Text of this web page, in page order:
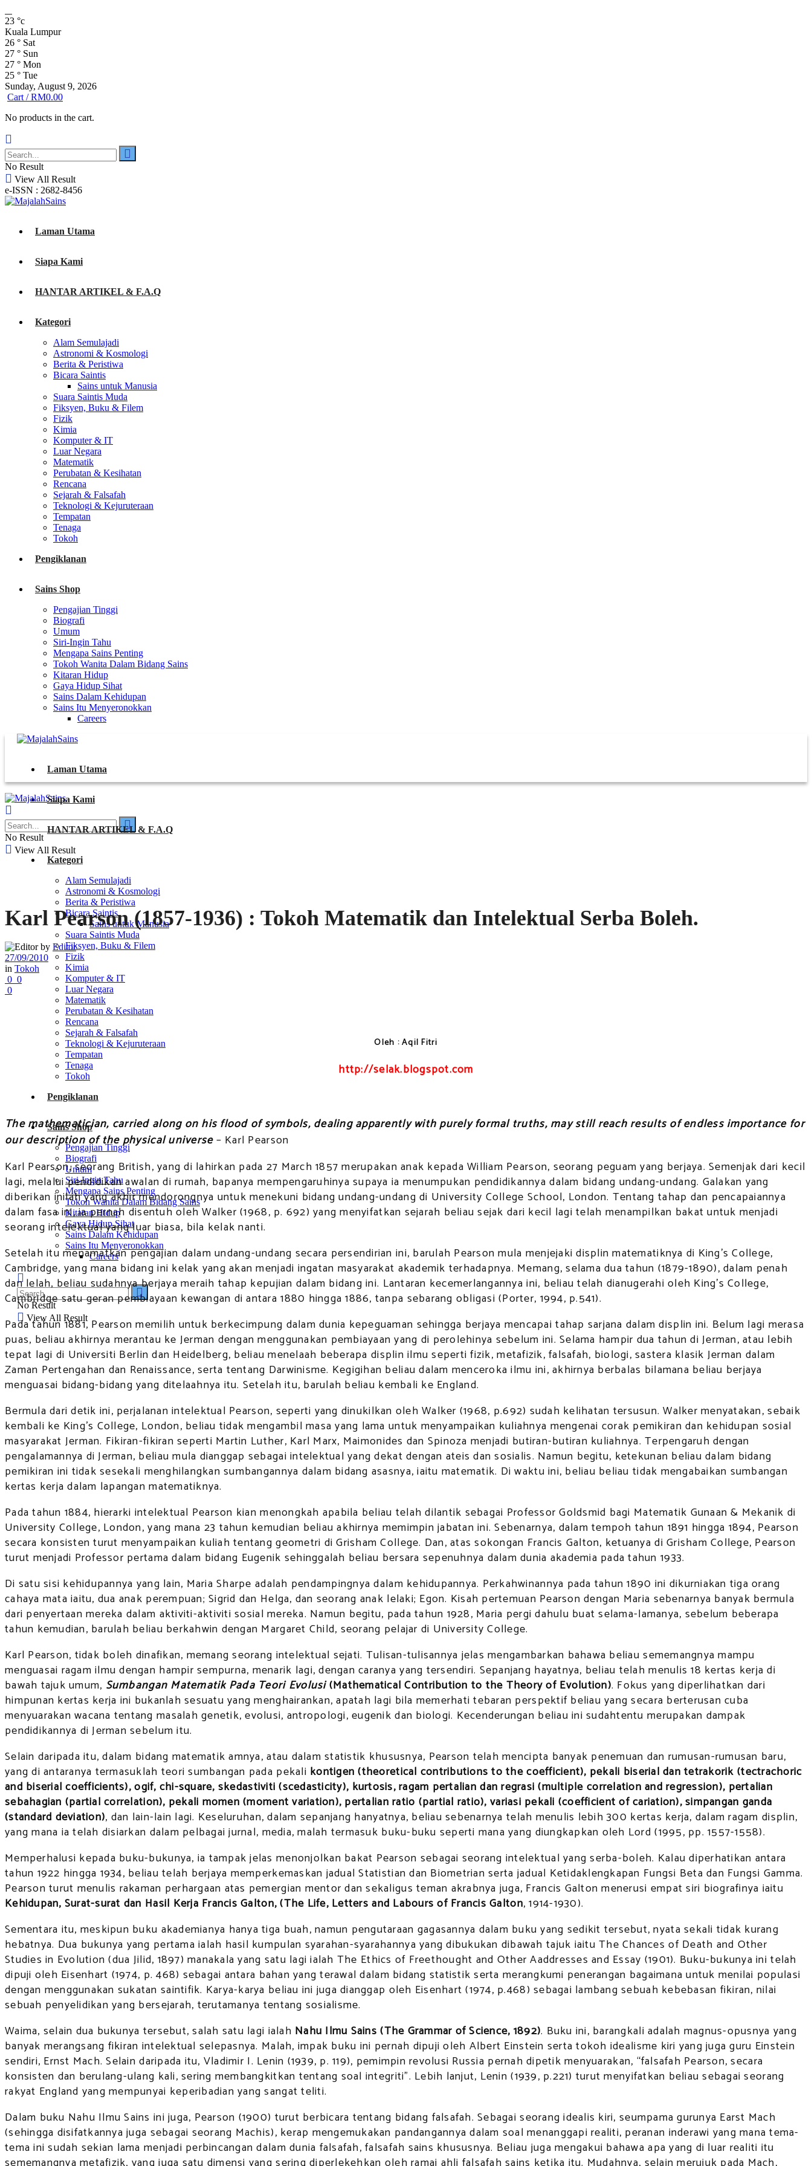
23 °c
Kuala Lumpur
26 ° Sat
27 ° Sun
27 ° Mon
25 ° Tue
Sunday, August 9, 2026
Cart /RM0.00
No products in the cart.
No Result
View All Result
e-ISSN : 2682-8456
Laman Utama
Siapa Kami
HANTAR ARTIKEL & F.A.Q
Kategori
Alam Semulajadi
Astronomi & Kosmologi
Berita & Peristiwa
Bicara Saintis
Sains untuk Manusia
Suara Saintis Muda
Fiksyen, Buku & Filem
Fizik
Kimia
Komputer & IT
Luar Negara
Matematik
Perubatan & Kesihatan
Rencana
Sejarah & Falsafah
Teknologi & Kejuruteraan
Tempatan
Tenaga
Tokoh
Pengiklanan
Sains Shop
Pengajian Tinggi
Biografi
Umum
Siri-Ingin Tahu
Mengapa Sains Penting
Tokoh Wanita Dalam Bidang Sains
Kitaran Hidup
Gaya Hidup Sihat
Sains Dalam Kehidupan
Sains Itu Menyeronokkan
Careers
Laman Utama
Siapa Kami
HANTAR ARTIKEL & F.A.Q
Kategori
Alam Semulajadi
Astronomi & Kosmologi
Berita & Peristiwa
Bicara Saintis
Sains untuk Manusia
Suara Saintis Muda
Fiksyen, Buku & Filem
Fizik
Kimia
Komputer & IT
Luar Negara
Matematik
Perubatan & Kesihatan
Rencana
Sejarah & Falsafah
Teknologi & Kejuruteraan
Tempatan
Tenaga
Tokoh
Pengiklanan
Sains Shop
Pengajian Tinggi
Biografi
Umum
Siri-Ingin Tahu
Mengapa Sains Penting
Tokoh Wanita Dalam Bidang Sains
Kitaran Hidup
Gaya Hidup Sihat
Sains Dalam Kehidupan
Sains Itu Menyeronokkan
Careers
No Result
View All Result
No Result
View All Result
Karl Pearson (1857-1936) : Tokoh Matematik dan Intelektual Serba Boleh.
by Editor
27/09/2010
in Tokoh
0 0
0
Oleh : Aqil Fitri
http://selak.blogspot.com
The mathematician, carried along on his flood of symbols, dealing apparently with purely formal truths, may still reach results of endless importance for
our description of the physical universe– Karl Pearson
Karl Pearson, seorang British, yang di lahirkan pada 27 March 1857 merupakan anak kepada William Pearson, seorang peguam yang berjaya. Semenjak dari kecil
lagi, melalui pendidikan awalan di rumah, bapanya mempengaruhinya supaya ia menumpukan pendidikannya dalam bidang undang-undang. Galakan yang
diberikan inilah yang akhir mendorongnya untuk menekuni bidang undang-undang di University College School, London. Tentang tahap dan pencapaiannya
dalam fasa ini, ia pernah disentuh oleh Walker (1968, p. 692) yang menyifatkan sejarah beliau sejak dari kecil lagi telah menampilkan bakat untuk menjadi
seorang intelektual yang luar biasa, bila kelak nanti.
Setelah itu menamatkan pengajian dalam undang-undang secara persendirian ini, barulah Pearson mula menjejaki displin matematiknya di King’s College,
Cambridge, yang mana bidang ini kelak yang akan menjadi ingatan masyarakat akademik terhadapnya. Memang, selama dua tahun (1879-1890), dalam penah
dan lelah, beliau sudahnya berjaya meraih tahap kepujian dalam bidang ini. Lantaran kecemerlangannya ini, beliau telah dianugerahi oleh King’s College,
Cambridge satu geran pembiayaan kewangan di antara 1880 hingga 1886, tanpa sebarang obligasi (Porter, 1994, p.541).
Pada tahun 1881, Pearson memilih untuk berkecimpung dalam dunia kepeguaman sehingga berjaya mencapai tahap sarjana dalam displin ini. Belum lagi merasa
puas, beliau akhirnya merantau ke Jerman dengan menggunakan pembiayaan yang di perolehinya sebelum ini. Selama hampir dua tahun di Jerman, atau lebih
tepat lagi di Universiti Berlin dan Heidelberg, beliau menelaah beberapa displin ilmu seperti fizik, metafizik, falsafah, biologi, sastera klasik Jerman dalam
Zaman Pertengahan dan Renaissance, serta tentang Darwinisme. Kegigihan beliau dalam menceroka ilmu ini, akhirnya berbalas bilamana beliau berjaya
menguasai bidang-bidang yang ditelaahnya itu. Setelah itu, barulah beliau kembali ke England.
Bermula dari detik ini, perjalanan intelektual Pearson, seperti yang dinukilkan oleh Walker (1968, p.692) sudah kelihatan tersusun. Walker menyatakan, sebaik
kembali ke King’s College, London, beliau tidak mengambil masa yang lama untuk menyampaikan kuliahnya mengenai corak pemikiran dan kehidupan sosial
masyarakat Jerman. Fikiran-fikiran seperti Martin Luther, Karl Marx, Maimonides dan Spinoza menjadi butiran-butiran kuliahnya. Terpengaruh dengan
pengalamannya di Jerman, beliau mula dianggap sebagai intelektual yang dekat dengan ateis dan sosialis. Namun begitu, ketekunan beliau dalam bidang
pemikiran ini tidak sesekali menghilangkan sumbangannya dalam bidang asasnya, iaitu matematik. Di waktu ini, beliau beliau tidak mengabaikan sumbangan
kertas kerja dalam lapangan matematiknya.
Pada tahun 1884, hierarki intelektual Pearson kian menongkah apabila beliau telah dilantik sebagai Professor Goldsmid bagi Matematik Gunaan & Mekanik di
University College, London, yang mana 23 tahun kemudian beliau akhirnya memimpin jabatan ini. Sebenarnya, dalam tempoh tahun 1891 hingga 1894, Pearson
secara konsisten turut menyampaikan kuliah tentang geometri di Grisham College. Dan, atas sokongan Francis Galton, ketuanya di Grisham College, Pearson
turut menjadi Professor pertama dalam bidang Eugenik sehinggalah beliau bersara sepenuhnya dalam dunia akademia pada tahun 1933.
Di satu sisi kehidupannya yang lain, Maria Sharpe adalah pendampingnya dalam kehidupannya. Perkahwinannya pada tahun 1890 ini dikurniakan tiga orang
cahaya mata iaitu, dua anak perempuan; Sigrid dan Helga, dan seorang anak lelaki; Egon. Kisah pertemuan Pearson dengan Maria sebenarnya banyak bermula
dari penyertaan mereka dalam aktiviti-aktiviti sosial mereka. Namun begitu, pada tahun 1928, Maria pergi dahulu buat selama-lamanya, sebelum beberapa
tahun kemudian, barulah beliau berkahwin dengan Margaret Child, seorang pelajar di University College.
Karl Pearson, tidak boleh dinafikan, memang seorang intelektual sejati. Tulisan-tulisannya jelas mengambarkan bahawa beliau sememangnya mampu
menguasai ragam ilmu dengan hampir sempurna, menarik lagi, dengan caranya yang tersendiri. Sepanjang hayatnya, beliau telah menulis 18 kertas kerja di
bawah tajuk umum, Sumbangan Matematik Pada Teori Evolusi(Mathematical Contribution to the Theory of Evolution). Fokus yang diperlihatkan dari
himpunan kertas kerja ini bukanlah sesuatu yang menghairankan, apatah lagi bila memerhati tebaran perspektif beliau yang secara berterusan cuba
menyuarakan wacana tentang masalah genetik, evolusi, antropologi, eugenik dan biologi. Kecenderungan beliau ini sudahtentu merupakan dampak
pendidikannya di Jerman sebelum itu.
Selain daripada itu, dalam bidang matematik amnya, atau dalam statistik khususnya, Pearson telah mencipta banyak penemuan dan rumusan-rumusan baru,
yang di antaranya termasuklah teori sumbangan pada pekali kontigen (theoretical contributions to the coefficient), pekali biserial dan tetrakorik (tectrachoric
and biserial coefficients), ogif, chi-square, skedastiviti (scedasticity), kurtosis, ragam pertalian dan regrasi (multiple correlation and regression), pertalian
sebahagian (partial correlation), pekali momen (moment variation), pertalian ratio (partial ratio), variasi pekali (coefficient of cariation), simpangan ganda
(standard deviation), dan lain-lain lagi. Keseluruhan, dalam sepanjang hanyatnya, beliau sebenarnya telah menulis lebih 300 kertas kerja, dalam ragam displin,
yang mana ia telah disiarkan dalam pelbagai jurnal, media, malah termasuk buku-buku seperti mana yang diungkapkan oleh Lord (1995, pp. 1557-1558).
Memperhalusi kepada buku-bukunya, ia tampak jelas menonjolkan bakat Pearson sebagai seorang intelektual yang serba-boleh. Kalau diperhatikan antara
tahun 1922 hingga 1934, beliau telah berjaya memperkemaskan jadual Statistian dan Biometrian serta jadual Ketidaklengkapan Fungsi Beta dan Fungsi Gamma.
Pearson turut menulis rakaman perhargaan atas pemergian mentor dan sekaligus teman akrabnya juga, Francis Galton menerusi empat siri biografinya iaitu
Kehidupan, Surat-surat dan Hasil Kerja Francis Galton, (The Life, Letters and Labours of Francis Galton, 1914-1930).
Sementara itu, meskipun buku akademianya hanya tiga buah, namun pengutaraan gagasannya dalam buku yang sedikit tersebut, nyata sekali tidak kurang
hebatnya. Dua bukunya yang pertama ialah hasil kumpulan syarahan-syarahannya yang dibukukan dibawah tajuk iaitu The Chances of Death and Other
Studies in Evolution (dua Jilid, 1897) manakala yang satu lagi ialah The Ethics of Freethought and Other Aaddresses and Essay (1901). Buku-bukunya ini telah
dipuji oleh Eisenhart (1974, p. 468) sebagai antara bahan yang terawal dalam bidang statistik serta merangkumi penerangan bagaimana untuk menilai populasi
dengan menggunakan sukatan saintifik. Karya-karya beliau ini juga dianggap oleh Eisenhart (1974, p.468) sebagai lambang sebuah kebebasan fikiran, nilai
sebuah penyelidikan yang bersejarah, terutamanya tentang sosialisme.
Waima, selain dua bukunya tersebut, salah satu lagi ialah Nahu Ilmu Sains (The Grammar of Science, 1892). Buku ini, barangkali adalah magnus-opusnya yang
banyak merangsang fikiran intelektual selepasnya. Malah, impak buku ini pernah dipuji oleh Albert Einstein serta tokoh idealisme kiri yang juga guru Einstein
sendiri, Ernst Mach. Selain daripada itu, Vladimir I. Lenin (1939, p. 119), pemimpin revolusi Russia pernah dipetik menyuarakan, “falsafah Pearson, secara
konsisten dan berulang-ulang kali, sering membangkitkan tentang soal integriti”. Lebih lanjut, Lenin (1939, p.221) turut menyifatkan beliau sebagai seorang
rakyat England yang mempunyai keperibadian yang sangat teliti.
Dalam buku Nahu Ilmu Sains ini juga, Pearson (1900) turut berbicara tentang bidang falsafah. Sebagai seorang idealis kiri, seumpama gurunya Earst Mach
(sehingga disifatkannya juga sebagai seorang Machis), kerap mengemukakan pandangannya dalam soal menanggapi realiti, peranan inderawi yang mana tema-
tema ini sudah sekian lama menjadi perbincangan dalam dunia falsafah, falsafah sains khususnya. Beliau juga mengakui bahawa apa yang di luar realiti itu